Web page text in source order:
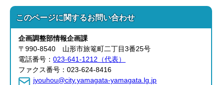
このページに関するお問い合わせ
企画調整部情報企画課
〒990-8540 山形市旅篭町二丁目3番25号
電話番号：023-641-1212（代表）
ファクス番号：023-624-8416
jyouhou@city.yamagata-yamagata.lg.jp